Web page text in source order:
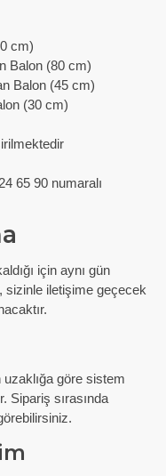
cm)
Balon (80 cm)
Balon (45 cm)
(30 cm)
65 90 numaralı
için aynı gün
sizinle iletişime geçecek
göre sistem
Sipariş sırasında